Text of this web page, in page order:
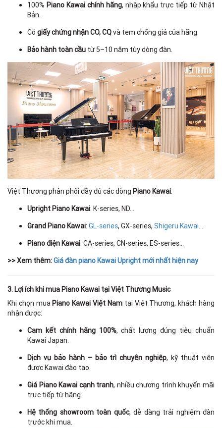
100% Piano Kawai chính hãng, nhập khẩu trực tiếp từ Nhật
Bản.
Có giấy chứng nhận CO, CQvà tem chống giả của hãng.
Bảo hành toàn cầu từ 5–10 năm tùy dòng đàn.
Việt Thương phân phối đầy đủ các dòng Piano Kawai:
Upright Piano Kawai: K-series, ND…
Grand Piano Kawai: GL-series, GX-series, Shigeru Kawai…
Piano điện Kawai: CA-series, CN-series, ES-series…
>> Xem thêm:Giá đàn piano Kawai Upright mới nhất hiện nay
3. Lợi ích khi mua Piano Kawai tại Việt Thương Music
Khi chọn mua Piano Kawai Việt Namtại Việt Thương, khách hàng
nhận được:
Cam kết chính hãng 100%, chất lượng đúng tiêu chuẩn
Kawai Japan.
Dịch vụ bảo hành – bảo trì chuyên nghiệp, kỹ thuật viên
được Kawai đào tạo.
Giá Piano Kawai cạnh tranh, nhiều chương trình khuyến mãi
trực tiếp từ hãng.
Hệ thống showroom toàn quốc, dễ dàng trải nghiệm đàn
trước khi mua.